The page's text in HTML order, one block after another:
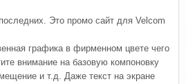
Это промо сайт для Velcom
графика в фирменном цвете чего
внимание на базовую компоновку
и т.д. Даже текст на экране